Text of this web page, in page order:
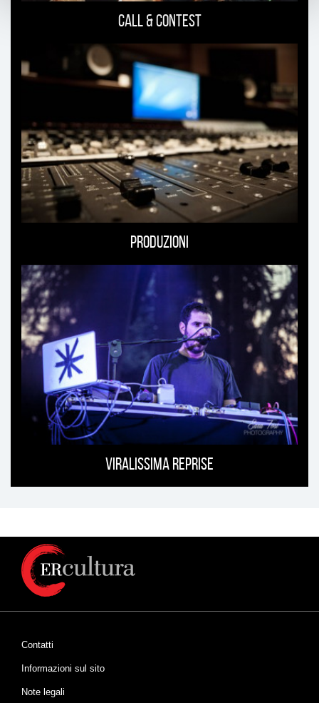
Call & Contest
Produzioni
Viralissima Reprise
Contatti
Informazioni sul sito
Note legali